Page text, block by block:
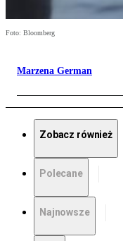
Foto: Bloomberg
Marzena German
Zobacz również
Polecane
Najnowsze